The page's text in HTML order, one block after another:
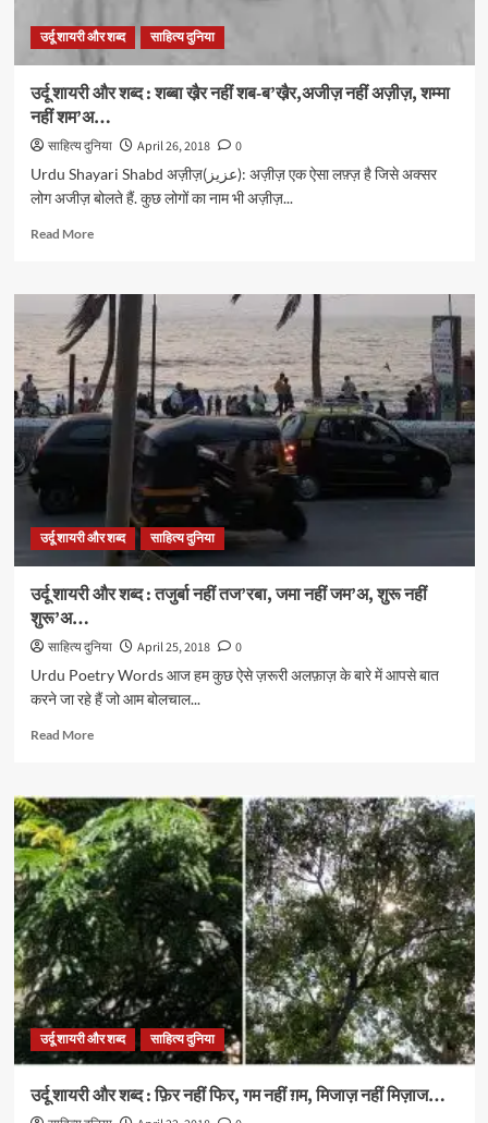
उर्दू शायरी और शब्द साहित्य दुनिया
उर्दू शायरी और शब्द : शब्बा खै़र नहीं शब-ब’खै़र,अजीज़ नहीं अज़ीज़, शम्मा
नहीं शम’अ…
साहित्य दुनिया April 26, 2018
0
Urdu Shayari Shabd अज़ीज़(عزیز): अज़ीज़ एक ऐसा लफ़्ज़ है जिसे अक्सर
लोग अजीज़ बोलते हैं. कुछ लोगों का नाम भी अज़ीज़...
Read MoreRead
उर्दू
शायरी
शब्द
:
शब्बा
खै़र
नहीं
अज़ीज़,
शम्मा
शम’अ…
उर्दू शायरी और शब्द साहित्य दुनिया
उर्दू शायरी और शब्द : तजुर्बा नहीं तज’रबा, जमा नहीं जम’अ, शुरू नहीं
शुरू’अ…
साहित्य दुनिया April 25, 2018
0
Urdu Poetry Words आज हम कुछ ऐसे ज़रूरी अलफ़ाज़ के बारे में आपसे बात
करने जा रहे हैं जो आम बोलचाल...
Read MoreRead
उर्दू
शायरी
और
शब्द
:
तजुर्बा
नहीं
तज’रबा,
जमा
नहीं
जम’अ,
शुरू
नहीं
शुरू’अ…
उर्दू शायरी और शब्द साहित्य दुनिया
उर्दू शायरी और शब्द : फ़िर नहीं फिर, गम नहीं ग़म, मिजाज़ नहीं मिज़ाज…